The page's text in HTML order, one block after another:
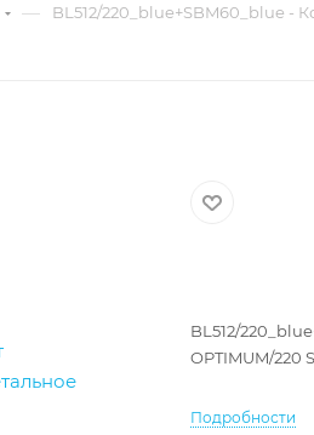
— BL512/220_blue+SBM60_blue -
BL512/
OPTIMUM/220
Подробности